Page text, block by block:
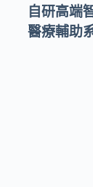
自研高端
醫療輔助